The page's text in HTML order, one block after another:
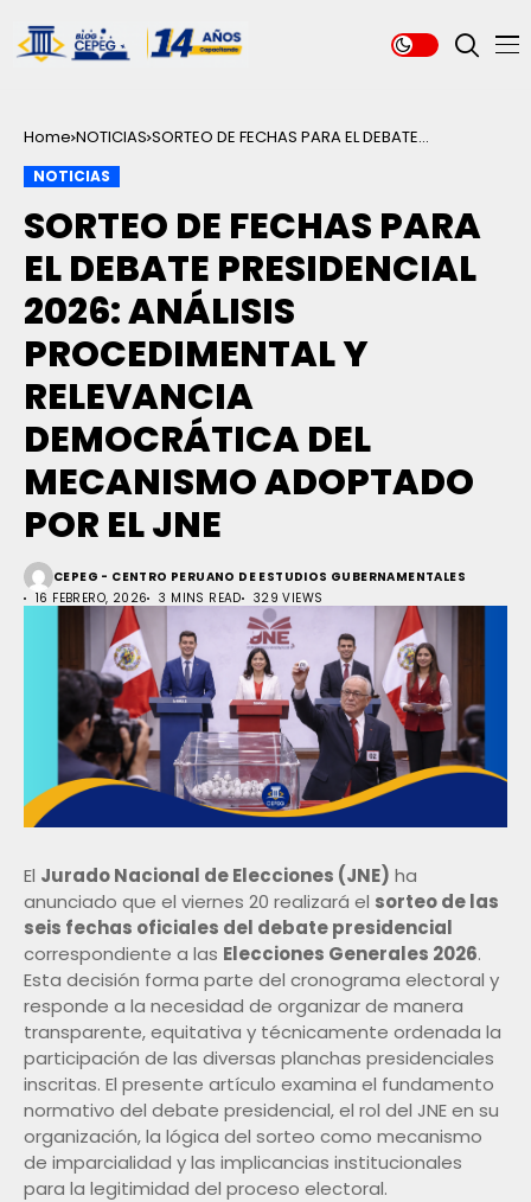
Home NOTICIAS SORTEO DE FECHAS PARA EL DEBATE
NOTICIAS
SORTEO DE FECHAS PARA
EL DEBATE PRESIDENCIAL
2026: ANÁLISIS
PROCEDIMENTAL Y
RELEVANCIA
DEMOCRÁTICA DEL
MECANISMO ADOPTADO
POR EL JNE
CEPEG - CENTRO PERUANO DE ESTUDIOS GUBERNAMENTALES
16 FEBRERO, 2026
3 MINS READ 329 VIEWS
El Jurado Nacional de Elecciones (JNE) ha
anunciado que el viernes 20 realizará el sorteo de las
seis fechas oficiales del debate presidencial
correspondiente a las Elecciones Generales 2026.
Esta decisión forma parte del cronograma electoral y
responde a la necesidad de organizar de manera
transparente, equitativa y técnicamente ordenada la
participación de las diversas planchas presidenciales
inscritas. El presente artículo examina el fundamento
normativo del debate presidencial, el rol del JNE en su
organización, la lógica del sorteo como mecanismo
de imparcialidad y las implicancias institucionales
para la legitimidad del proceso electoral.